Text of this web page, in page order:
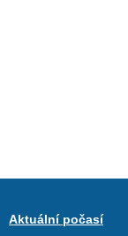
Aktuální počasí